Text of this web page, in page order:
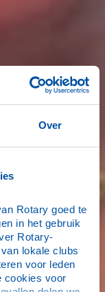
Over
Rotary goed te
in het gebruik
Rotary-
lokale clubs
voor leden
cookies voor